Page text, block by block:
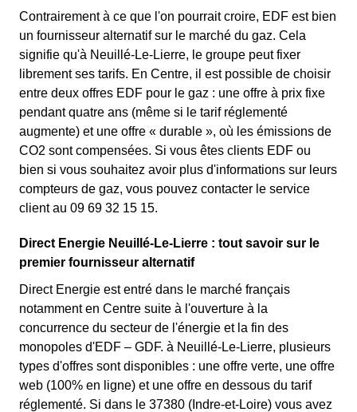
Contrairement à ce que l'on pourrait croire, EDF est bien
un fournisseur alternatif sur le marché du gaz. Cela
signifie qu'à Neuillé-Le-Lierre, le groupe peut fixer
librement ses tarifs. En Centre, il est possible de choisir
entre deux offres EDF pour le gaz : une offre à prix fixe
pendant quatre ans (même si le tarif réglementé
augmente) et une offre « durable », où les émissions de
CO2 sont compensées. Si vous êtes clients EDF ou
bien si vous souhaitez avoir plus d'informations sur leurs
compteurs de gaz, vous pouvez contacter le service
client au 09 69 32 15 15.
Direct Energie Neuillé-Le-Lierre : tout savoir sur le
premier fournisseur alternatif
Direct Energie est entré dans le marché français
notamment en Centre suite à l'ouverture à la
concurrence du secteur de l'énergie et la fin des
monopoles d'EDF – GDF. à Neuillé-Le-Lierre, plusieurs
types d'offres sont disponibles : une offre verte, une offre
web (100% en ligne) et une offre en dessous du tarif
réglementé. Si dans le 37380 (Indre-et-Loire) vous avez